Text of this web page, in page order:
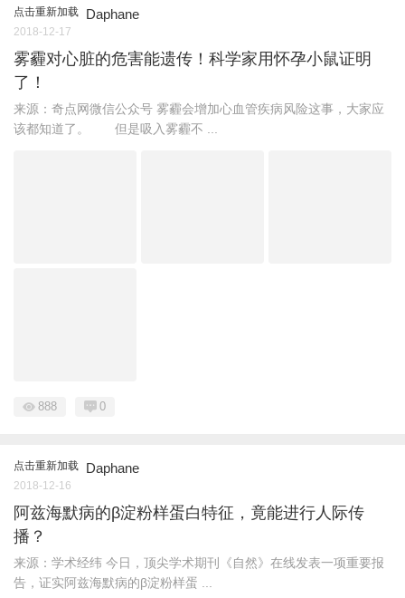
点击重新加载 Daphane
2018-12-17
雾霾对心脏的危害能遗传！科学家用怀孕小鼠证明
了！
来源：奇点网微信公众号 雾霾会增加心血管疾病风险这事，大家应
该都知道了。 但是吸入雾霾不 ...
888 0
点击重新加载 Daphane
2018-12-16
阿兹海默病的β淀粉样蛋白特征，竟能进行人际传
播？
来源：学术经纬 今日，顶尖学术期刊《自然》在线发表一项重要报
告，证实阿兹海默病的β淀粉样蛋 ...